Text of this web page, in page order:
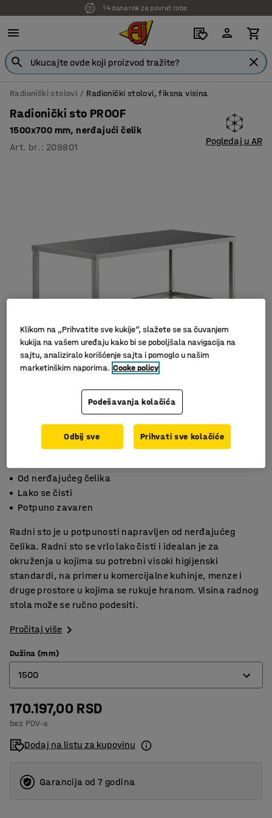
7 godina garancije
Radionički stolovi Radionički stolovi, fiksna visina
Radionički sto PROOF
1500x700 mm, nerđajući čelik
Art. br. : 209801
Pogledaj u AR
Od nerđajućeg čelika
Lako se čisti
Potpuno zavaren
Radni sto je u potpunosti napravljen od nerđajućeg
čelika. Radni sto se vrlo lako čisti i idealan je za
okruženja u kojima su potrebni visoki higijenski
standardi, na primer u komercijalne kuhinje, menze i
druge prostore u kojima se rukuje hranom. Visina radnog
stola može se ručno podesiti.
Pročitaj više
Dužina (mm)
1500
1500
2000
170.197,00 RSD
bez PDV-a
Dodaj na listu za kupovinu
Garancija od 7 godina
Klikom na „Prihvatite sve kukije“, slažete se sa čuvanjem
kukija na vašem uređaju kako bi se poboljšala navigacija na
sajtu, analiziralo korišćenje sajta i pomoglo u našim
marketinškim naporima. Cooke policy
Podešavanja kolačića
Odbij sve Prihvati sve kolačiće